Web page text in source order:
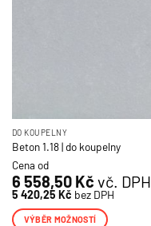
DO KOUPELNY
Beton 1.18 | do koupelny
Cena od
6 558,50 Kč vč. DPH
5 420,25 Kč bez DPH
VÝBĚR MOŽNOSTÍ